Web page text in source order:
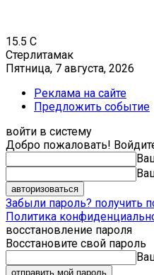
15.5 C
Стерлитамак
Пятница, 7 августа, 2026
Реклама на сайте
Предложить событие
войти в систему
Добро пожаловать!
Забыли пароль? получить
Политика
восстановление пароля
Восстановите свой пароль